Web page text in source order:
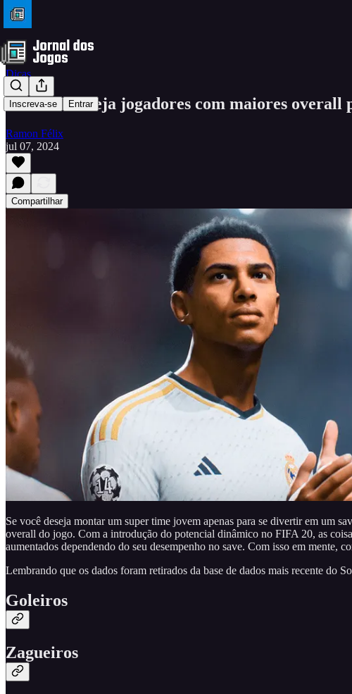
Inscreva-se Entrar
Dicas
EA FC 24: veja jogadores com maiores overall
Ramon Félix
jul 07, 2024
Compartilhar
Se você deseja montar um super time jovem apenas para se divertir em um
overall do jogo. Com a introdução do potencial dinâmico no FIFA 20, as
aumentados dependendo do seu desempenho no save. Com isso em
Lembrando que os dados foram retirados da base de dados mais recente do
Goleiros
Zagueiros